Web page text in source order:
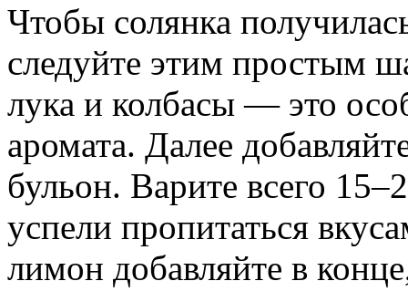
Чтобы солянка
следуйте этим простым
лука и колбасы — это
аромата. Далее
бульон. Варите всего
успели пропитаться
лимон добавляйте в